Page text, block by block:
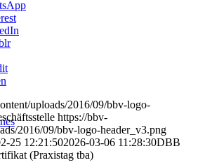
uploads/2016/09/bbv-logo-
https://bbv-
2016/09/bbv-logo-header_v3.png
25 12:21:502026-03-06 11:28:30DBB
(Praxistag tba)